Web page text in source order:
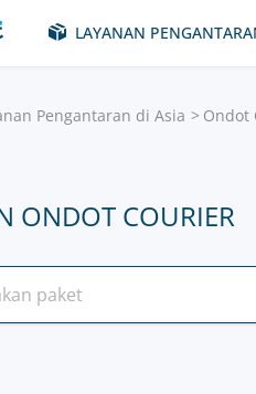
LAYANAN
Pengantaran di Asia Ondot
ONDOT COURIER